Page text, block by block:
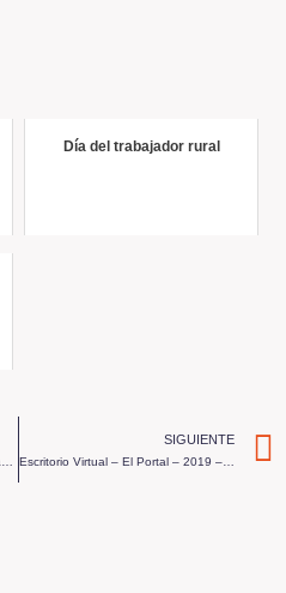
Día del trabajador rural
Fechas a tener en cuenta en este año 2019
SIGUIENTE
Escritorio Virtual – El Portal – 2019 – Programa 6